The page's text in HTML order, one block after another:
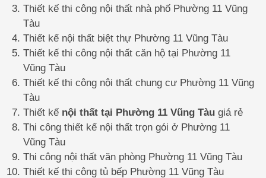
Thiết kế thi công nội thất nhà phố Phường 11 Vũng
Tàu
Thiết kế nội thất biệt thự Phường 11 Vũng Tàu
Thiết kế thi công nội thất căn hộ tại Phường 11
Vũng Tàu
Thiết kế thi công nội thất chung cư Phường 11 Vũng
Tàu
Thiết kế nội thất tại Phường 11 Vũng Tàugiá rẻ
Thi công thiết kế nội thất trọn gói ở Phường 11
Vũng Tàu
Thi công nội thất văn phòng Phường 11 Vũng Tàu
Thiết kế thi công tủ bếp Phường 11 Vũng Tàu